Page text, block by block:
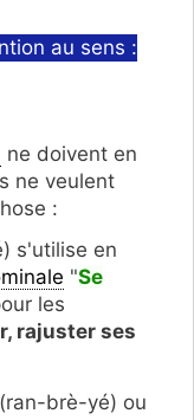
au sens :
ne doivent en
ne veulent
:
s'utilise en
"Se
les
rajuster ses
brè-yé) ou